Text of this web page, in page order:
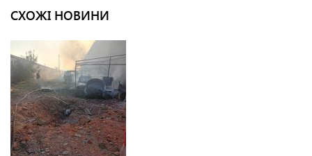
СХОЖІ НОВИНИ